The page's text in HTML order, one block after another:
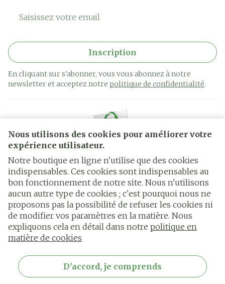
Nous utilisons des cookies pour améliorer votre
expérience utilisateur.
Notre boutique en ligne n'utilise que des cookies
indispensables. Ces cookies sont indispensables au
bon fonctionnement de notre site. Nous n'utilisons
aucun autre type de cookies ; c'est pourquoi nous ne
proposons pas la possibilité de refuser les cookies ni
de modifier vos paramètres en la matière. Nous
expliquons cela en détail dans notre politique en
matière de cookies
D'accord, je comprends
Adresse mail
Inscription
En cliquant sur s'abonner, vous vous abonnez à notre
newsletter et acceptez notre politique de confidentialité.
Liens légaux